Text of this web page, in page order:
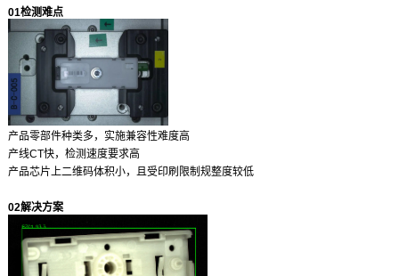
01检测难点
产品零部件种类多，实施兼容性难度高
产线CT快，检测速度要求高
产品芯片上二维码体积小，且受印刷限制规整度较低
02解决方案